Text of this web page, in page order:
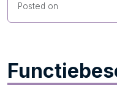
Posted on